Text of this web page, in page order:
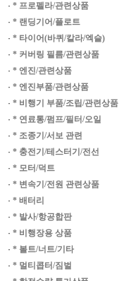
· * 프로펠라/관련상품
· * 랜딩기어/플로트
· * 타이어(바퀴/칼라/엑슬)
· * 커버링 필름/관련상품
· * 엔진/관련상품
· * 엔진부품/관련상품
· * 비행기 부품/조립/관련상품
· * 연료통/펌프/필터/오일
· * 조종기/서보 관련
· * 충전기/테스터기/전선
· * 모터/덕트
· * 변속기/전원 관련상품
· * 배터리
· * 발사/항공합판
· * 비행장용 상품
· * 볼트/너트/기타
· * 멀티콥터/짐벌